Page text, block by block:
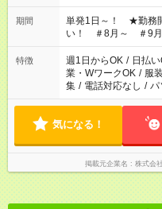
ださい！
期間
単発1日～！ ★勤務
い！ ＃8月～ ＃9月
特徴 週1日からOK / 日払
業・WワークOK / 服
集 / 電話対応なし / パ
気になる！
掲載元企業名 株式会